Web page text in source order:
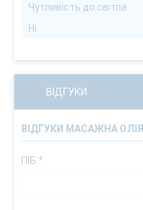
Чутливість до світла
Ні
ВІДГУКИ
ВІДГУКИ МАСАЖНА ОЛІЯ
ПІБ *